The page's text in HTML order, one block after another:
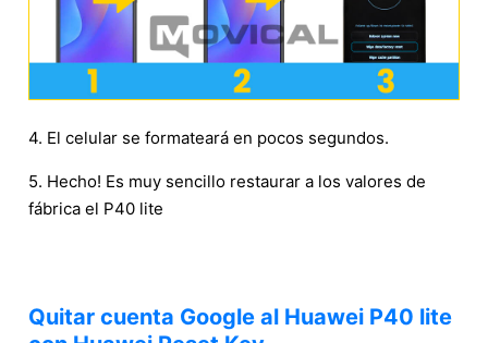
4. El celular se formateará en pocos segundos.
5. Hecho! Es muy sencillo restaurar a los valores de
fábrica el P40 lite
Quitar cuenta Google al Huawei P40 lite